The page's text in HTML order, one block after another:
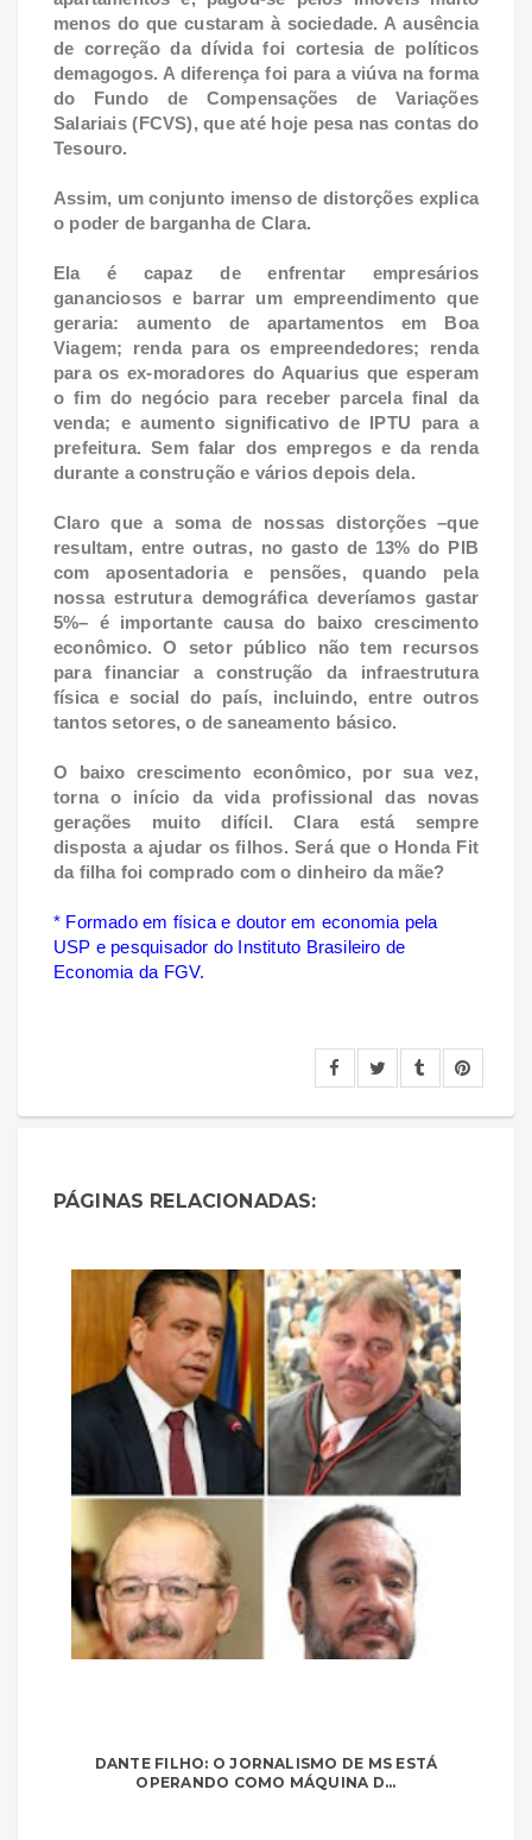
menos do que custaram à sociedade. A ausência
de correção da dívida foi cortesia de políticos
demagogos. A diferença foi para a viúva na forma
do Fundo de Compensações de Variações
Salariais (FCVS), que até hoje pesa nas contas do
Tesouro.
Assim, um conjunto imenso de distorções explica
o poder de barganha de Clara.
Ela é capaz de enfrentar empresários
gananciosos e barrar um empreendimento que
geraria: aumento de apartamentos em Boa
Viagem; renda para os empreendedores; renda
para os ex-moradores do Aquarius que esperam
o fim do negócio para receber parcela final da
venda; e aumento significativo de IPTU para a
prefeitura. Sem falar dos empregos e da renda
durante a construção e vários depois dela.
Claro que a soma de nossas distorções –que
resultam, entre outras, no gasto de 13% do PIB
com aposentadoria e pensões, quando pela
nossa estrutura demográfica deveríamos gastar
5%– é importante causa do baixo crescimento
econômico. O setor público não tem recursos
para financiar a construção da infraestrutura
física e social do país, incluindo, entre outros
tantos setores, o de saneamento básico.
O baixo crescimento econômico, por sua vez,
torna o início da vida profissional das novas
gerações muito difícil. Clara está sempre
disposta a ajudar os filhos. Será que o Honda Fit
da filha foi comprado com o dinheiro da mãe?
* Formado em física e doutor em economia pela
USP e pesquisador do Instituto Brasileiro de
Economia da FGV.
PÁGINAS RELACIONADAS:
DANTE FILHO: O JORNALISMO DE MS ESTÁ
OPERANDO COMO MÁQUINA D...